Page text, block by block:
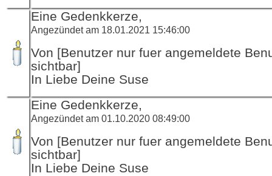
Eine Gedenkkerze,
Angezündet am 18.01.2021 15:46:00
Von [Benutzer nur fuer angemeldete
sichtbar]
In Liebe Deine Suse
Eine Gedenkkerze,
Angezündet am 01.10.2020 08:49:00
Von [Benutzer nur fuer angemeldete
sichtbar]
In Liebe Deine Suse